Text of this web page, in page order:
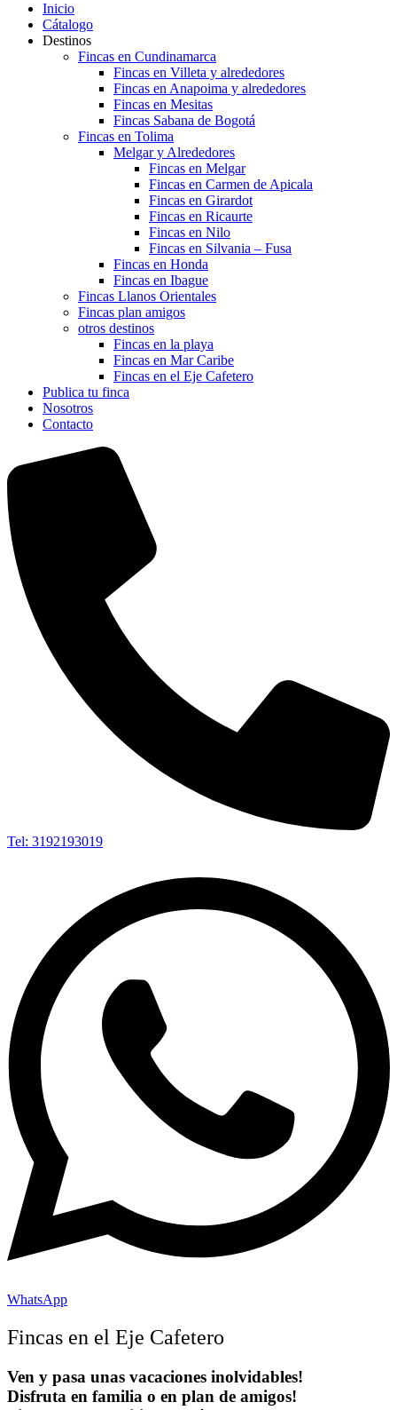
Inicio
Cátalogo
Destinos
Fincas en Cundinamarca
Fincas en Villeta y alrededores
Fincas en Anapoima y alrededores
Fincas en Mesitas
Fincas Sabana de Bogotá
Fincas en Tolima
Melgar y Alrededores
Fincas en Melgar
Fincas en Carmen de Apicala
Fincas en Girardot
Fincas en Ricaurte
Fincas en Nilo
Fincas en Silvania – Fusa
Fincas en Honda
Fincas en Ibague
Fincas Llanos Orientales
Fincas plan amigos
otros destinos
Fincas en la playa
Fincas en Mar Caribe
Fincas en el Eje Cafetero
Publica tu finca
Nosotros
Contacto
Tel: 3192193019
WhatsApp
Fincas en el Eje Cafetero
Ven y pasa unas vacaciones inolvidables!
Disfruta en familia o en plan de amigos!